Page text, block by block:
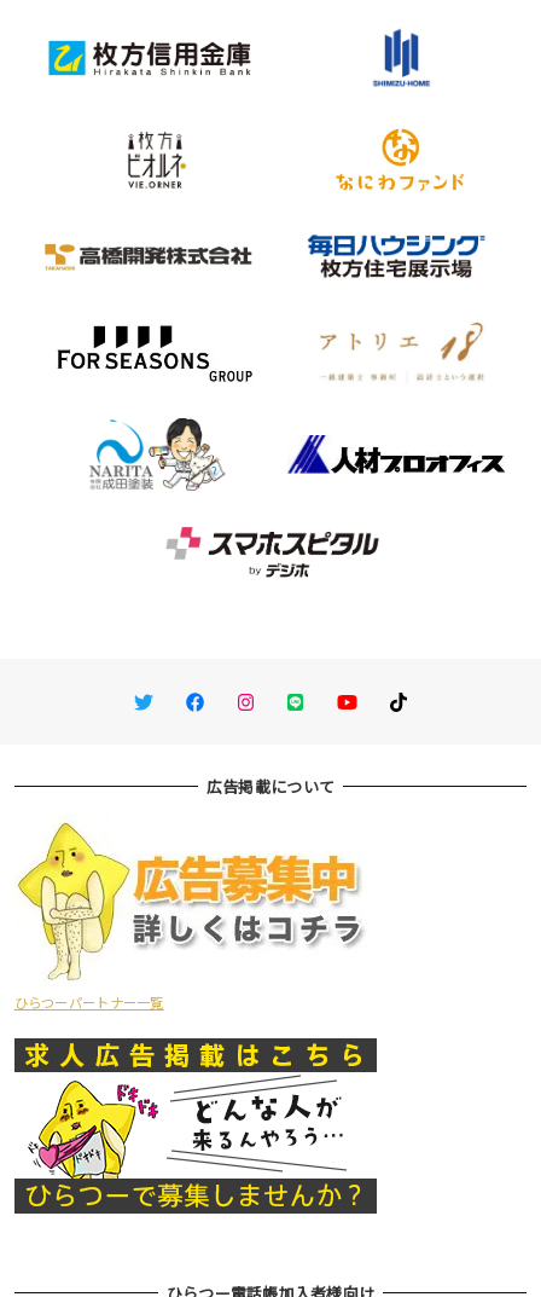
TwitterFacebookInstagram
LINE You TubeTikTok
広告掲載について
ひらつーパートナー一覧